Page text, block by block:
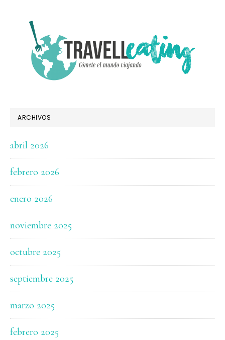
FOOTER
ARCHIVOS
abril 2026
febrero 2026
enero 2026
noviembre 2025
octubre 2025
septiembre 2025
marzo 2025
febrero 2025